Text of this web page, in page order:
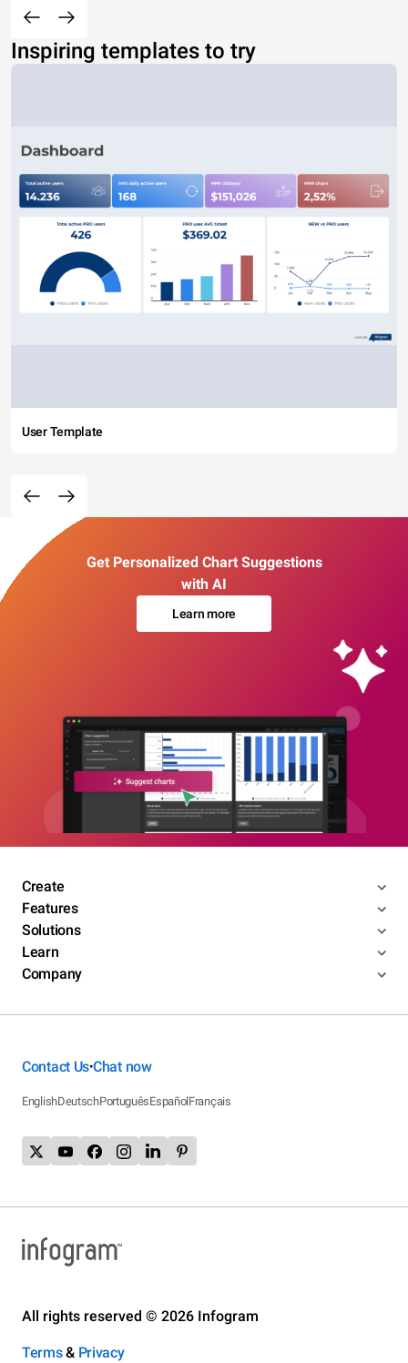
Inspiring templates to try
User Template
Get Personalized Chart Suggestions
with AI
Learn more
Create
Features
Solutions
Learn
Company
Contact Us•Chat now
EnglishDeutschPortuguêsEspañolFrançais
All rights reserved © 2026 Infogram
Terms& Privacy